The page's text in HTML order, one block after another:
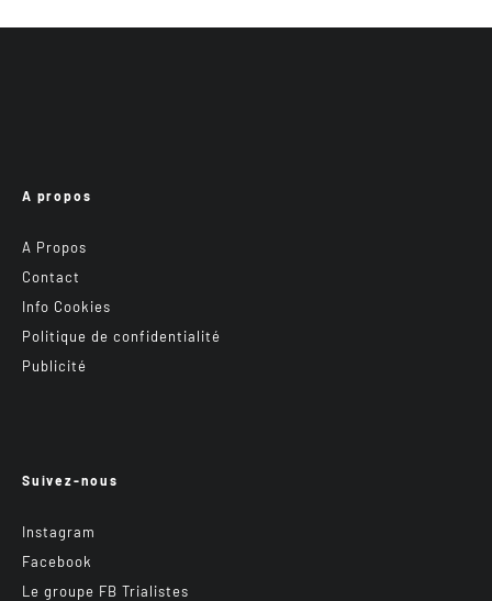
A propos
A Propos
Contact
Info Cookies
Politique de confidentialité
Publicité
Suivez-nous
Instagram
Facebook
Le groupe FB Trialistes